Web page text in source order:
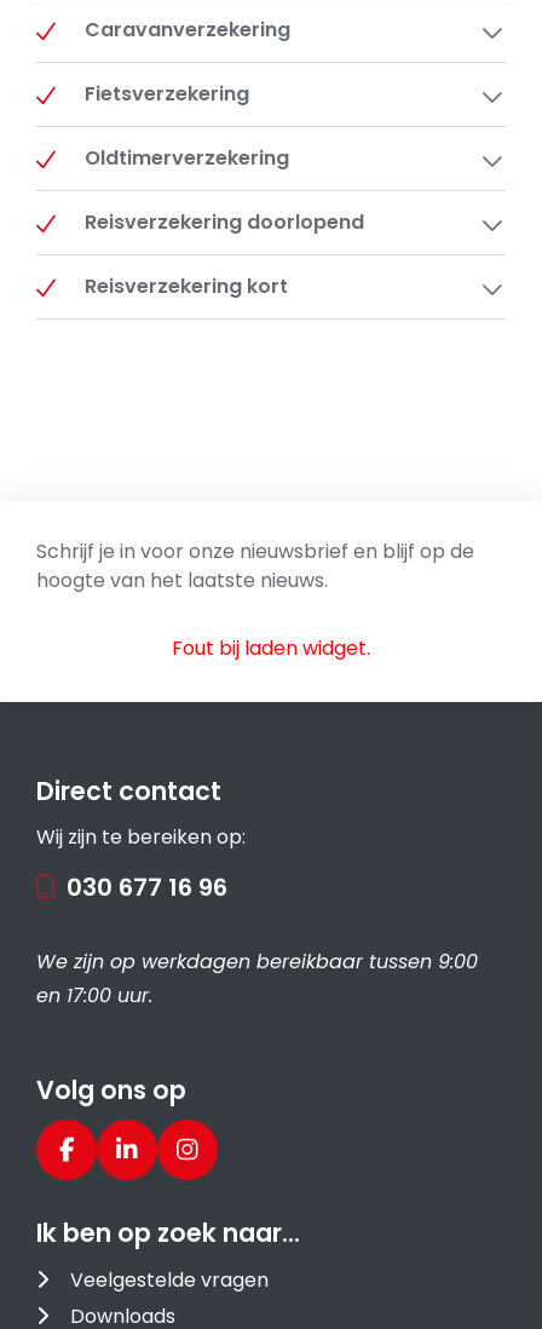
Caravanverzekering
Fietsverzekering
Oldtimerverzekering
Reisverzekering doorlopend
Reisverzekering kort
Schrijf je in voor onze nieuwsbrief en blijf op de
hoogte van het laatste nieuws.
Fout bij laden widget.
Direct contact
Wij zijn te bereiken op:
030 677 16 96
We zijn op werkdagen bereikbaar tussen 9:00
en 17:00 uur.
Volg ons op
Ik ben op zoek naar…
Veelgestelde vragen
Downloads